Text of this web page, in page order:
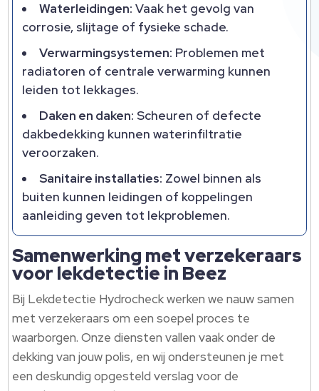
Waterleidingen: Vaak het gevolg van
corrosie, slijtage of fysieke schade.
Verwarmingsystemen: Problemen met
radiatoren of centrale verwarming kunnen
leiden tot lekkages.
Daken en daken: Scheuren of defecte
dakbedekking kunnen waterinfiltratie
veroorzaken.
Sanitaire installaties: Zowel binnen als
buiten kunnen leidingen of koppelingen
aanleiding geven tot lekproblemen.
Samenwerking met verzekeraars
voor lekdetectie in Beez
Bij Lekdetectie Hydrocheck werken we nauw samen
met verzekeraars om een soepel proces te
waarborgen. Onze diensten vallen vaak onder de
dekking van jouw polis, en wij ondersteunen je met
een deskundig opgesteld verslag voor de